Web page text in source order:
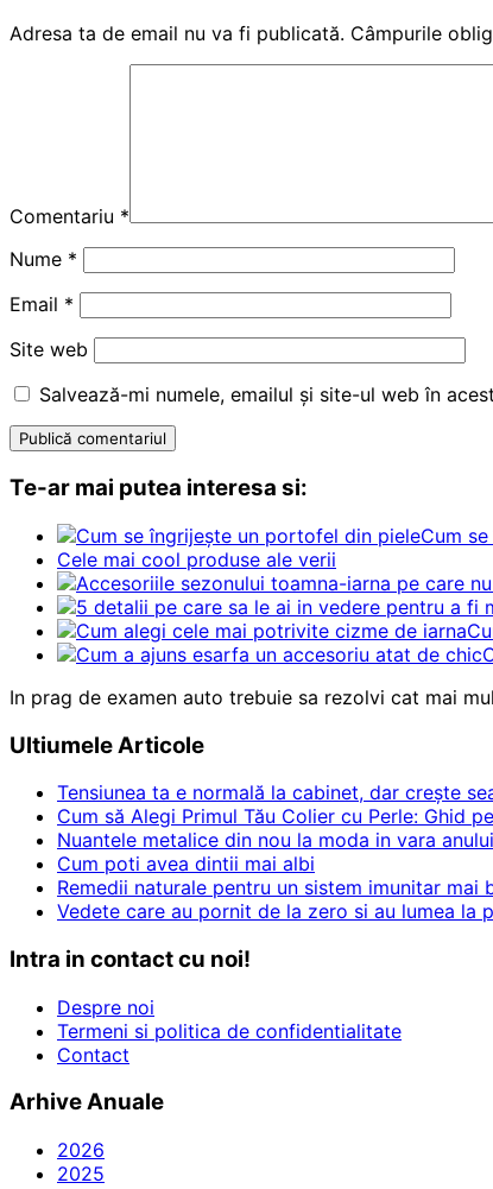
Adresa ta de email nu va fi publicată. Câmpurile
Comentariu *
Nume *
Email *
Site web
Salvează-mi numele, emailul și site-ul web în
Te-ar mai putea interesa si:
Cum
Cele mai cool produse ale verii
In prag de examen auto trebuie sa rezolvi cat mai
Ultiumele Articole
Tensiunea ta e normală la cabinet, dar crește
Cum să Alegi Primul Tău Colier cu Perle: Ghid
Nuantele metalice din nou la moda in vara
Cum poti avea dintii mai albi
Remedii naturale pentru un sistem imunitar mai
Vedete care au pornit de la zero si au lumea la
Intra in contact cu noi!
Despre noi
Termeni si politica de confidentialitate
Contact
Arhive Anuale
2026
2025